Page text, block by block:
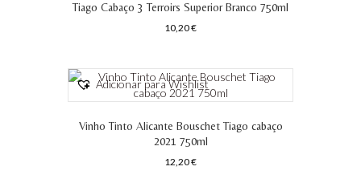
Tiago Cabaço 3 Terroirs Superior Branco 750ml
10,20€
Adicionar para Wishlist
Vinho Tinto Alicante Bouschet Tiago cabaço
2021 750ml
12,20€